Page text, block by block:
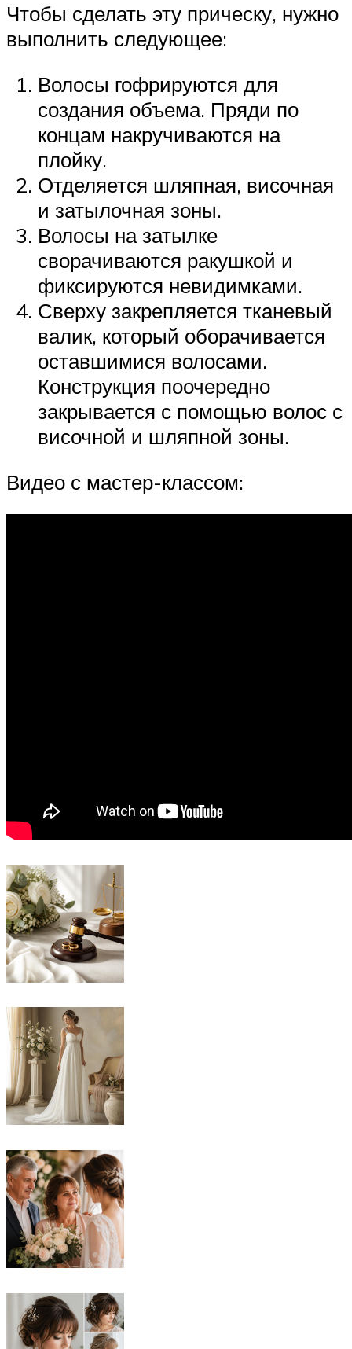
Чтобы сделать эту прическу, нужно
выполнить следующее:
Волосы гофрируются для
создания объема. Пряди по
концам накручиваются на
плойку.
Отделяется шляпная, височная
и затылочная зоны.
Волосы на затылке
сворачиваются ракушкой и
фиксируются невидимками.
Сверху закрепляется тканевый
валик, который оборачивается
оставшимися волосами.
Конструкция поочередно
закрывается с помощью волос с
височной и шляпной зоны.
Видео с мастер-классом: